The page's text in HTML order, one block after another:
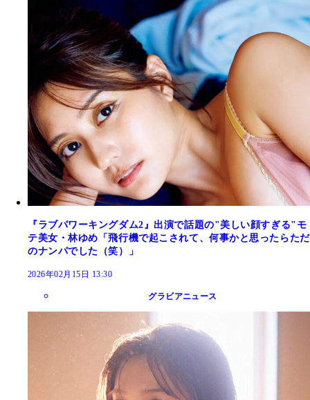
『ラブパワーキングダム2』出演で話題の"美しい顔すぎる"モ
テ美女・林ゆめ「飛行機で起こされて、何事かと思ったらただ
のナンパでした（笑）」
2026年02月15日 13:30
グラビアニュース